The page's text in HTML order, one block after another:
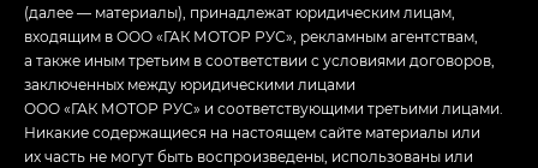
(далее — материалы), принадлежат юридическим лицам,
входящим в ООО «ГАК МОТОР РУС», рекламным агентствам,
а также иным третьим в соответствии с условиями договоров,
заключенных между юридическими лицами
ООО «ГАК МОТОР РУС» и соответствующими третьими лицами.
Никакие содержащиеся на настоящем сайте материалы или
их часть не могут быть воспроизведены, использованы или